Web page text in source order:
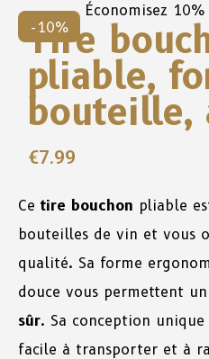
-10%
Économisez 10%
Tire
pliable,
bouteille,
€7.99
Ce tire bouchon pliable
bouteilles de vin et vous
qualité. Sa forme
douce vous permettent un
sûr. Sa conception
facile à transporter et à